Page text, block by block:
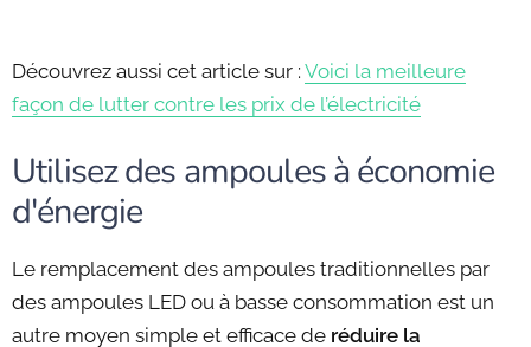
Découvrez aussi cet article sur : Voici la meilleure
façon de lutter contre les prix de l’électricité
Utilisez des ampoules à économie
d'énergie
Le remplacement des ampoules traditionnelles par
des ampoules LED ou à basse consommation est un
autre moyen simple et efficace de réduire la